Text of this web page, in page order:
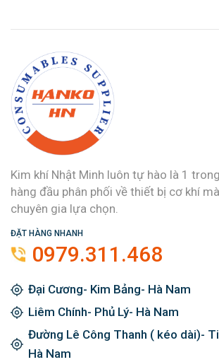
Kim khí Nhật Minh luôn tự hào là 1
hàng đầu phân phối về thiết bị cơ khí
chuyên gia lựa chọn.
ĐẶT HÀNG NHANH
0979.311.468
Đại Cương- Kim Bảng- Hà Nam
Liêm Chính- Phủ Lý- Hà Nam
Đường Lê Công Thanh ( kéo dài)-
Hà Nam